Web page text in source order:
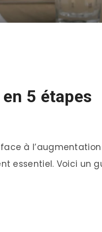
5 étapes
à
essentiel. Voici un